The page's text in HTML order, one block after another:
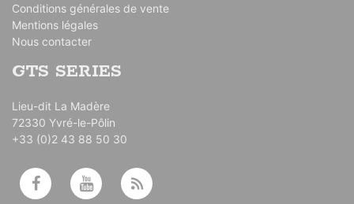
Conditions générales de vente
Mentions légales
Nous contacter
GTS SERIES
Lieu-dit La Madère
72330 Yvré-le-Pôlin
+33 (0)2 43 88 50 30